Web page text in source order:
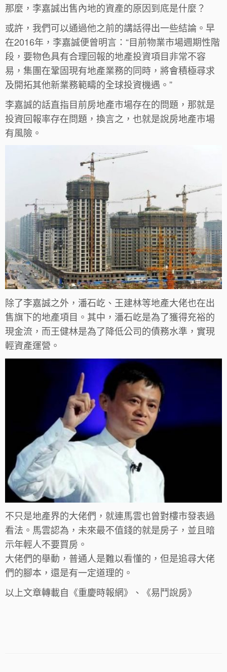
那麼，李嘉誠出售內地的資產的原因到底是什麼？
或許，我們可以通過他之前的講話得出一些結論。早
在2016年，李嘉誠便曾明言：“目前物業市場週期性階
段，要物色具有合理回報的地產投資項目非常不容
易，集團在鞏固現有地產業務的同時，將會積極尋求
及開拓其他新業務範疇的全球投資機遇。”
李嘉誠的話直指目前房地產市場存在的問題，那就是
投資回報率存在問題，換言之，也就是說房地產市場
有風險。
除了李嘉誠之外，潘石屹、王建林等地產大佬也在出
售旗下的地產項目。其中，潘石屹是為了獲得充裕的
現金流，而王健林是為了降低公司的債務水準，實現
輕資產運營。
不只是地產界的大佬們，就連馬雲也曾對樓市發表過
看法。馬雲認為，未來最不值錢的就是房子，並且暗
示年輕人不要買房。
大佬們的舉動，普通人是難以看懂的，但是追尋大佬
們的腳本，還是有一定道理的。
以上文章轉載自《重慶時報網》、《易鬥說房》